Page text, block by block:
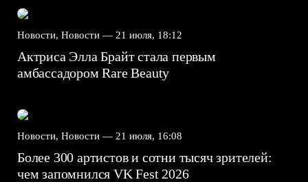
Новости, Новости — 21 июля, 18:12
Актриса Элла Брайт стала первым
амбассадором Rare Beauty
Новости, Новости — 21 июля, 16:08
Более 300 артистов и сотни тысяч зрителей:
чем запомнился VK Fest 2026